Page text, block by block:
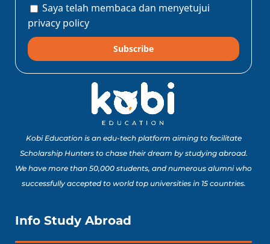
Saya telah membaca dan menyetujui
privacy policy
Subscribe
Kobi Education is an edu-tech platform aiming to facilitate
Scholarship Hunters to chase their dream by studying abroad.
We have more than 50,000 students, and numerous alumni who
successfully accepted to world top universities in 15 countries.
Info Study Abroad